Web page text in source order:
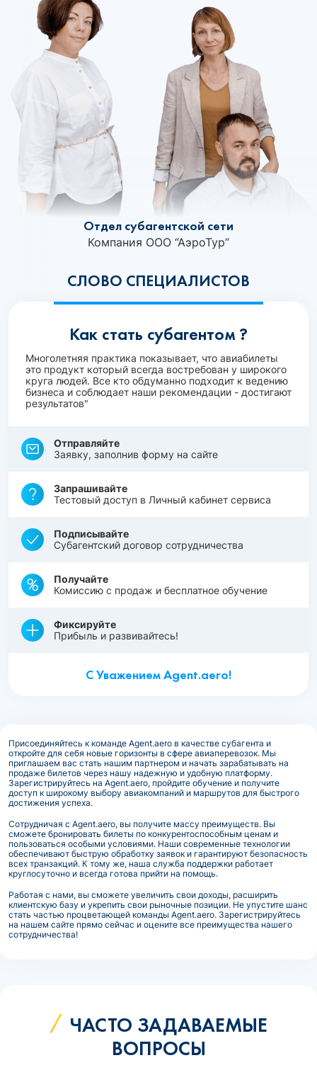
СЛОВО СПЕЦИАЛИСТОВ
Отдел субагентской сети
Компания ООО “АэроТур”
Как стать субагентом ?
Многолетняя практика показывает, что авиабилеты
это продукт который всегда востребован у широкого
круга людей. Все кто обдуманно подходит к ведению
бизнеса и соблюдает наши рекомендации - достигают
результатов"
Отправляйте
Заявку, заполнив форму на сайте
Запрашивайте
Тестовый доступ в Личный кабинет сервиса
Подписывайте
Субагентский договор сотрудничества
Получайте
Комиссию с продаж и бесплатное обучение
Фиксируйте
Прибыль и развивайтесь!
С Уважением Agent.aero!
Присоединяйтесь к команде Agent.aero в качестве субагента и
откройте для себя новые горизонты в сфере авиаперевозок. Мы
приглашаем вас стать нашим партнером и начать зарабатывать на
продаже билетов через нашу надежную и удобную платформу.
Зарегистрируйтесь на Agent.aero, пройдите обучение и получите
доступ к широкому выбору авиакомпаний и маршрутов для быстрого
достижения успеха.
Сотрудничая с Agent.aero, вы получите массу преимуществ. Вы
сможете бронировать билеты по конкурентоспособным ценам и
пользоваться особыми условиями. Наши современные технологии
обеспечивают быструю обработку заявок и гарантируют безопасность
всех транзакций. К тому же, наша служба поддержки работает
круглосуточно и всегда готова прийти на помощь.
Работая с нами, вы сможете увеличить свои доходы, расширить
клиентскую базу и укрепить свои рыночные позиции. Не упустите шанс
стать частью процветающей команды Agent.aero. Зарегистрируйтесь
на нашем сайте прямо сейчас и оцените все преимущества нашего
сотрудничества!
ЧАСТО ЗАДАВАЕМЫЕ
ВОПРОСЫ